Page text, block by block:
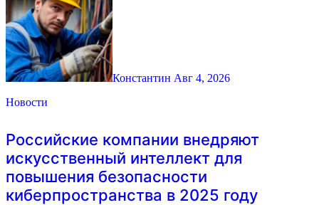
Константин Авг 4, 2026
Новости
Российские компании внедряют
искусственный интеллект для
повышения безопасности
киберпространства в 2025 году